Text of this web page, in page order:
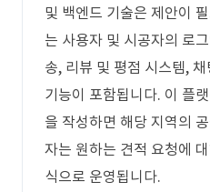
및 백엔드 기술은 제안이
는 사용자 및 시공자의 로
송, 리뷰 및 평점 시스템,
기능이 포함됩니다. 이 플
을 작성하면 해당 지역의
자는 원하는 견적 요청에
식으로 운영됩니다.